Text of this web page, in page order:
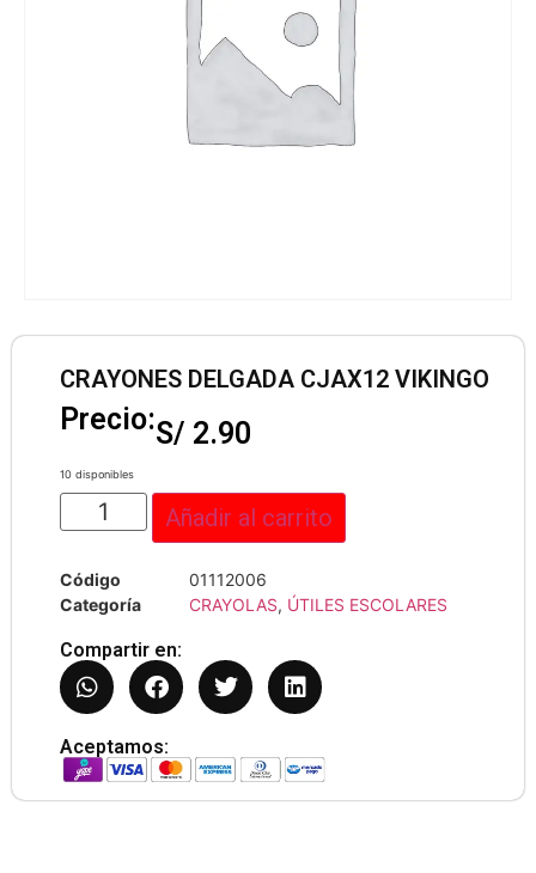
CRAYONES DELGADA CJAX12 VIKINGO
Precio:S/ 2.90
10 disponibles
Añadir al carrito
Código
01112006
Categoría
CRAYOLAS, ÚTILES ESCOLARES
Compartir en:
Aceptamos: